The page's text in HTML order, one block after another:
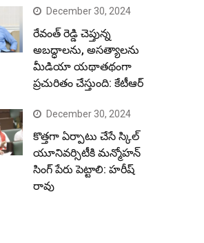
December 30, 2024
రేవంత్ రెడ్డి చెప్తున్న
అబద్ధాలను, అసత్యాలను
మీడియా యథాతథంగా
ప్రచురితం చేస్తుంది: కేటీఆర్
December 30, 2024
కొత్తగా ఏర్పాటు చేసే స్కిల్
యూనివర్సిటీకి మన్మోహన్
సింగ్ పేరు పెట్టాలి: హరీష్
రావు